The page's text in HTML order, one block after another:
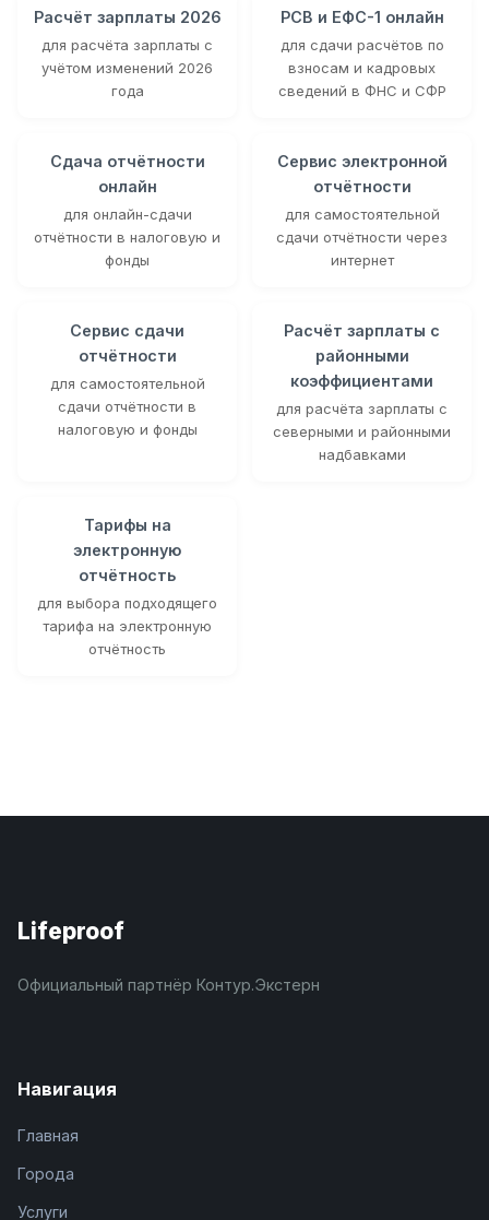
Расчёт зарплаты 2026
для расчёта зарплаты с
учётом изменений 2026
года
РСВ и ЕФС-1 онлайн
для сдачи расчётов по
взносам и кадровых
сведений в ФНС и СФР
Сдача отчётности
онлайн
для онлайн-сдачи
отчётности в налоговую и
фонды
Сервис электронной
отчётности
для самостоятельной
сдачи отчётности через
интернет
Сервис сдачи
отчётности
для самостоятельной
сдачи отчётности в
налоговую и фонды
Расчёт зарплаты с
районными
коэффициентами
для расчёта зарплаты с
северными и районными
надбавками
Тарифы на
электронную
отчётность
для выбора подходящего
тарифа на электронную
отчётность
Lifeproof
Официальный партнёр Контур.Экстерн
Навигация
Главная
Города
Услуги